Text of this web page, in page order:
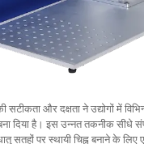
और दक्षता ने उद्योगों में
दिया है। इस उन्नत तकनीक सीधे
सतहों पर स्थायी चिह्न बनाने के